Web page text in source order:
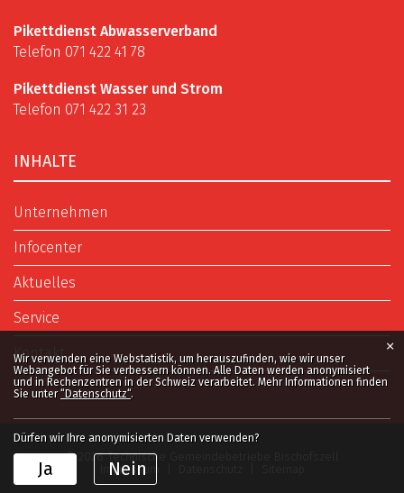
Pikettdienst Abwasserverband
Telefon 071 422 41 78
Pikettdienst Wasser und Strom
Telefon 071 422 31 23
INHALTE
Unternehmen
Infocenter
Aktuelles
Service
Kontakt
© 2026 Technische Gemeindebetriebe Bischofszell
Impressum
Webstatistik
Wir verwenden eine Webstatistik, um herauszufinden, wie wir unser
Webangebot für Sie verbessern können. Alle Daten werden anonymisiert
und in Rechenzentren in der Schweiz verarbeitet. Mehr Informationen finden
Sie unter“Datenschutz“.
Dürfen wir Ihre anonymisierten Daten verwenden?
Ja Nein
×